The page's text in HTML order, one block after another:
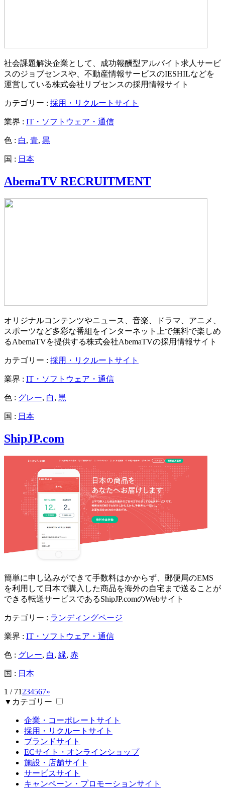
社会課題解決企業として、成功報酬型アルバイト求人サービ
スのジョブセンスや、不動産情報サービスのIESHILなどを
運営している株式会社リブセンスの採用情報サイト
カテゴリー : 採用・リクルートサイト
業界 : IT・ソフトウェア・通信
色 : 白, 青, 黒
国 : 日本
AbemaTV RECRUITMENT
オリジナルコンテンツやニュース、音楽、ドラマ、アニメ、
スポーツなど多彩な番組をインターネット上で無料で楽しめ
るAbemaTVを提供する株式会社AbemaTVの採用情報サイト
カテゴリー : 採用・リクルートサイト
業界 : IT・ソフトウェア・通信
色 : グレー, 白, 黒
国 : 日本
ShipJP.com
簡単に申し込みができて手数料はかからず、郵便局のEMS
を利用して日本で購入した商品を海外の自宅まで送ることが
できる転送サービスであるShipJP.comのWebサイト
カテゴリー : ランディングページ
業界 : IT・ソフトウェア・通信
色 : グレー, 白, 緑, 赤
国 : 日本
1 / 71 234567»
▼カテゴリー
企業・コーポレートサイト
採用・リクルートサイト
ブランドサイト
ECサイト・オンラインショップ
施設・店舗サイト
サービスサイト
キャンペーン・プロモーションサイト